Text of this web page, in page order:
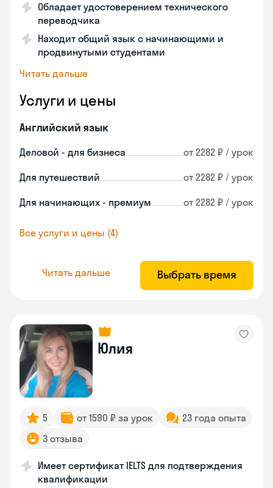
Обладает удостоверением технического
переводчика
Находит общий язык с начинающими и
продвинутыми студентами
Читать дальше
Услуги и цены
Английский язык
Деловой - для бизнеса от 2282 ₽ / урок
Для путешествий от 2282 ₽ / урок
Для начинающих - премиум от 2282 ₽ / урок
Все услуги и цены (4)
Читать дальше Выбрать время
Юлия
5 от 1590 ₽ за урок
23 года опыта
3 отзыва
Имеет сертификат IELTS для подтверждения
квалификации